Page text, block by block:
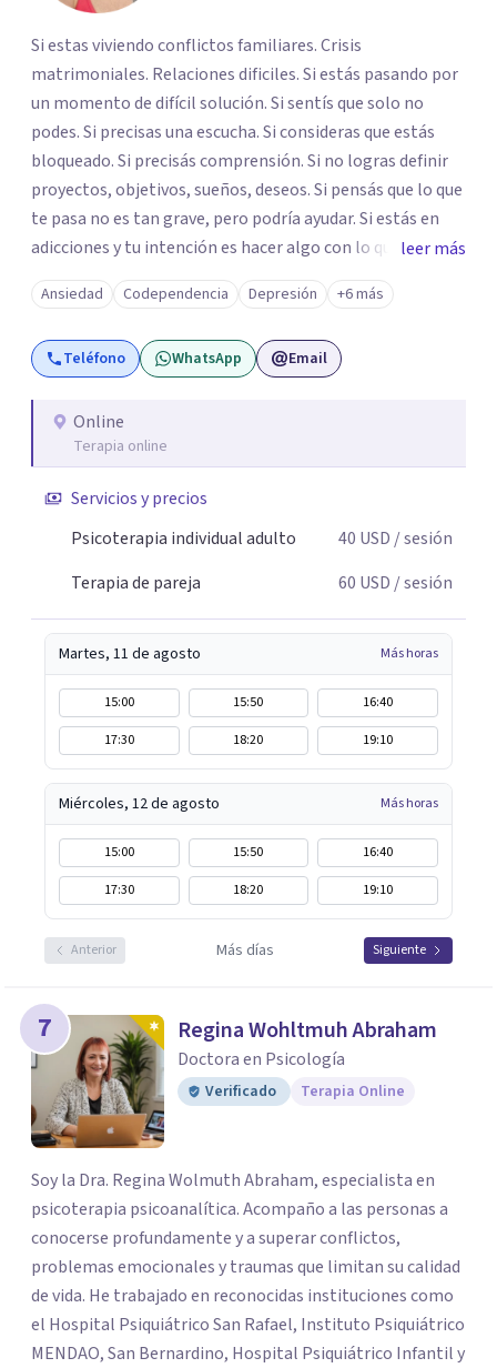
Si estas viviendo conflictos familiares. Crisis
matrimoniales. Relaciones dificiles. Si estás pasando por
un momento de difícil solución. Si sentís que solo no
podes. Si precisas una escucha. Si consideras que estás
bloqueado. Si precisás comprensión. Si no logras definir
proyectos, objetivos, sueños, deseos. Si pensás que lo que
te pasa no es tan grave, pero podría ayudar. Si estás en
adicciones y tu intención es hacer algo con lo que te está
pasando. No dudes en comunicarte a fin de comenzar a
resolver la situación que está generando esa angustia.
leer más
Ansiedad Codependencia Depresión +6 más
Teléfono WhatsApp Email
Online
Terapia online
Servicios y precios
Psicoterapia individual adulto
40 USD / sesión
Terapia de pareja
60 USD / sesión
Martes, 11 de agosto Más horas
15:00 15:50
16:40
17:30
18:20 19:10
Miércoles, 12 de agosto Más horas
15:00 15:50
16:40
17:30
18:20 19:10
Anterior Más días Siguiente
7 Regina Wohltmuh Abraham
Doctora en Psicología
Verificado Terapia Online
Soy la Dra. Regina Wolmuth Abraham, especialista en
psicoterapia psicoanalítica. Acompaño a las personas a
conocerse profundamente y a superar conflictos,
problemas emocionales y traumas que limitan su calidad
de vida. He trabajado en reconocidas instituciones como
el Hospital Psiquiátrico San Rafael, Instituto Psiquiátrico
MENDAO, San Bernardino, Hospital Psiquiátrico Infantil y